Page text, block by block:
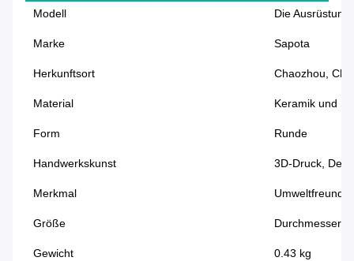
Modell Die
Marke Sapota
Herkunftsort Chaozhou,
Material Keramik und
Form Runde
Handwerkskunst 3D-Druck,
Merkmal
Größe Durchmesser
Gewicht 0.43 kg